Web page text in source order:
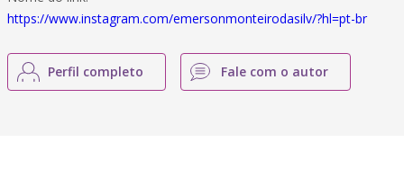
https://www.instagram.com/emersonmonteirodasilv/?hl=pt-br
Perfil completo Fale com o autor